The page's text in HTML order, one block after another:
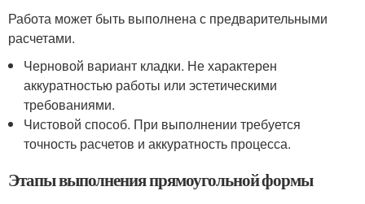
Работа может быть выполнена с предварительными
расчетами.
Черновой вариант кладки. Не характерен
аккуратностью работы или эстетическими
требованиями.
Чистовой способ. При выполнении требуется
точность расчетов и аккуратность процесса.
Этапы выполнения прямоугольной формы